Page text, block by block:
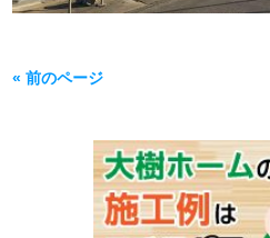
« 前のページ